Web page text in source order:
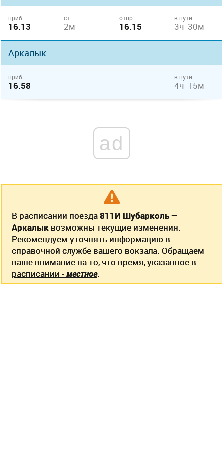
приб.
16.13
ст.
2м
отпр.
16.15
в пути
3ч 30м
Аркалык
приб.
16.58
в пути
4ч 15м
ad
В расписании поезда811И Шубарколь —
Аркалык возможны текущие изменения.
Рекомендуем уточнять информацию в
справочной службе вашего вокзала. Обращаем
ваше внимание на то, что время, указанное в
расписании -местное.